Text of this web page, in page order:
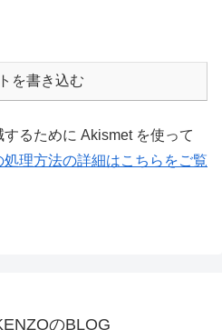
を書き込む
るために Akismet を使って
処理方法の詳細はこちらをご覧
のBLOG